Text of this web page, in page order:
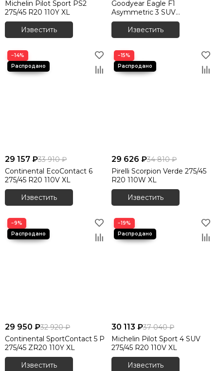
Michelin Pilot Sport PS2
275/45 R20 110Y XL
Известить
Goodyear Eagle F1
Asymmetric 3 SUV
SoundComfort 275/45 R20
Известить
−14%
29 157 ₽33 910 ₽
Continental EcoContact 6
275/45 R20 110V XL
Известить
−15%
29 626 ₽34 810 ₽
Pirelli Scorpion Verde 275/45
R20 110W XL
Известить
−9%
29 950 ₽32 920 ₽
Continental SportContact 5 P
275/45 ZR20 110Y XL
Известить
−19%
30 113 ₽37 040 ₽
Michelin Pilot Sport 4 SUV
275/45 R20 110V XL
Известить